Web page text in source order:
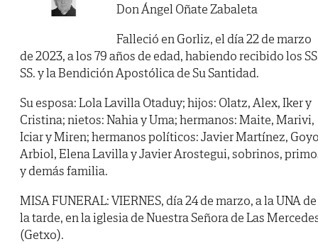
Don Ángel Oñate Zabaleta
Falleció en Gorliz, el día 22 de marzo
de 2023, a los 79 años de edad, habiendo recibido los
SS. y la Bendición Apostólica de Su Santidad.
Su esposa: Lola Lavilla Otaduy; hijos: Olatz, Alex, Iker y
Cristina; nietos: Nahia y Uma; hermanos: Maite, Marivi,
Iciar y Miren; hermanos políticos: Javier Martínez,
Arbiol, Elena Lavilla y Javier Arostegui, sobrinos,
y demás familia.
MISA FUNERAL: VIERNES, día 24 de marzo, a la UNA de
la tarde, en la iglesia de Nuestra Señora de Las
(Getxo).